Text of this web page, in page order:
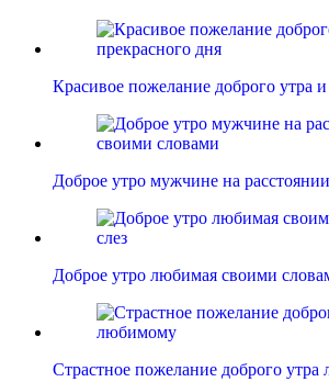
Красивое пожелание доброго утра
Доброе утро мужчине на
Доброе утро любимая своими
Страстное пожелание доброго